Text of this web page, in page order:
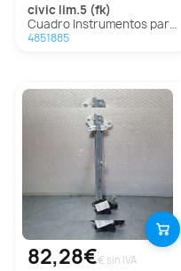
civic lim.5 (fk)
Cuadro Instrumentos para Honda Civic Lim.5 (Fk)
4851885
82,28€€ sin IVA